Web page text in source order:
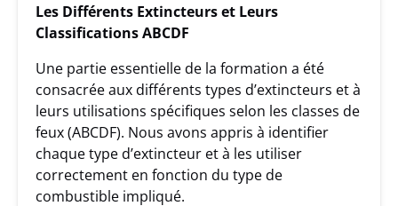
Les Différents Extincteurs et Leurs
Classifications ABCDF
Une partie essentielle de la formation a été
consacrée aux différents types d’extincteurs et à
leurs utilisations spécifiques selon les classes de
feux (ABCDF). Nous avons appris à identifier
chaque type d’extincteur et à les utiliser
correctement en fonction du type de
combustible impliqué.